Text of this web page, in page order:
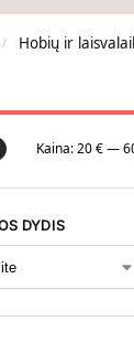
/ Hobių ir
Kaina:20 €—
DYDIS